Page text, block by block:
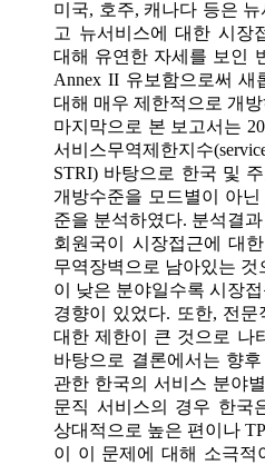
미국, 호주, 캐나다 등은
고 뉴서비스에 대한 시장
대해 유연한 자세를 보인
Annex II 유보함으로써 새
대해 매우 제한적으로 개
마지막으로 본 보고서는
서비스무역제한지수
STRI) 바탕으로 한국 및
개방수준을 모드별이 아
준을 분석하였다. 분석결
회원국이 시장접근에 대
무역장벽으로 남아있는
이 낮은 분야일수록 시장
경향이 있었다. 또한, 전문
대한 제한이 큰 것으로 나
바탕으로 결론에서는 향
관한 한국의 서비스 분야
문직 서비스의 경우 한국
상대적으로 높은 편이나
이 이 문제에 대해 소극적